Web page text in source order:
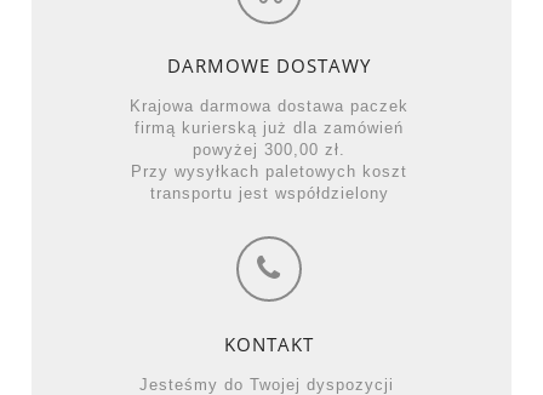
DARMOWE DOSTAWY
Krajowa darmowa dostawa paczek
firmą kurierską już dla zamówień
powyżej 300,00 zł.
Przy wysyłkach paletowych koszt
transportu jest współdzielony
KONTAKT
Jesteśmy do Twojej dyspozycji